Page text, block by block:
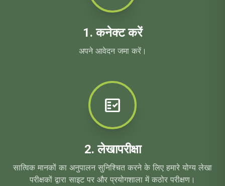
1. कनेक्ट करें
अपने आवेदन जमा करें।
fact_check
2. लेखापरीक्षा
सात्विक मानकों का अनुपालन सुनिश्चित करने के लिए हमारे योग्य लेखा
परीक्षकों द्वारा साइट पर और प्रयोगशाला में कठोर परीक्षण।